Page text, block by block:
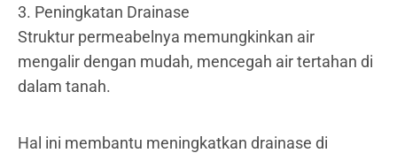
3. Peningkatan Drainase
Struktur permeabelnya memungkinkan air
mengalir dengan mudah, mencegah air tertahan di
dalam tanah.
Hal ini membantu meningkatkan drainase di